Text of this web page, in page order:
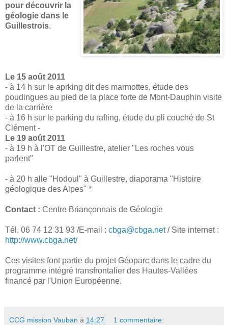
pour découvrir la
géologie dans le
Guillestrois.
Le 15 août 2011
- à 14 h sur le aprking dit des marmottes, étude des
poudingues au pied de la place forte de Mont-Dauphin visite
de la carrière
- à 16 h sur le parking du rafting, étude du pli couché de St
Clément -
Le 19 août 2011
- à 19 h à l'OT de Guillestre, atelier "Les roches vous
parlent"
- à 20 h alle "Hodoul" à Guillestre, diaporama "Histoire
géologique des Alpes" *
Contact : Centre Briançonnais de Géologie
Tél. 06 74 12 31 93 /E-mail : cbga@cbga.net/ Site internet :
http://www.cbga.net/
Ces visites font partie du projet Géoparc dans le cadre du
programme intégré transfrontalier des Hautes-Vallées
financé par l'Union Européenne.
CCG mission Vauban à 14:27 1 commentaire: